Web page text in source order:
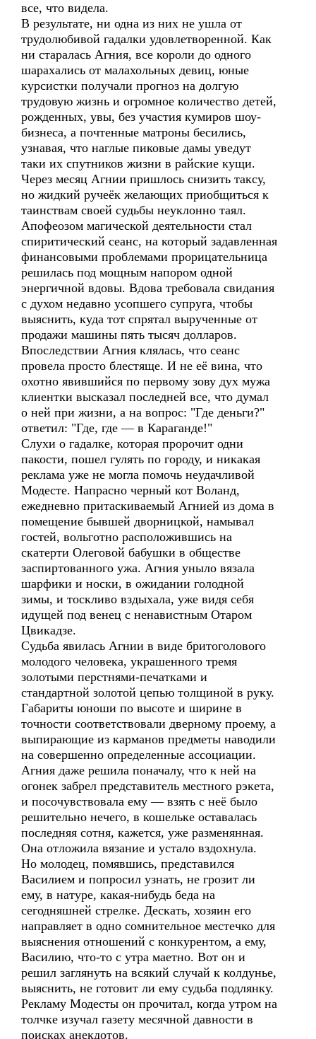
все, что видела.
В результате, ни одна из них не ушла от
трудолюбивой гадалки удовлетворенной. Как
ни старалась Агния, все короли до одного
шарахались от малахольных девиц, юные
курсистки получали прогноз на долгую
трудовую жизнь и огромное количество детей,
рожденных, увы, без участия кумиров шоу-
бизнеса, а почтенные матроны бесились,
узнавая, что наглые пиковые дамы уведут
таки их спутников жизни в райские кущи.
Через месяц Агнии пришлось снизить таксу,
но жидкий ручеёк желающих приобщиться к
таинствам своей судьбы неуклонно таял.
Апофеозом магической деятельности стал
спиритический сеанс, на который задавленная
финансовыми проблемами прорицательница
решилась под мощным напором одной
энергичной вдовы. Вдова требовала свидания
с духом недавно усопшего супруга, чтобы
выяснить, куда тот спрятал вырученные от
продажи машины пять тысяч долларов.
Впоследствии Агния клялась, что сеанс
провела просто блестяще. И не её вина, что
охотно явившийся по первому зову дух мужа
клиентки высказал последней все, что думал
о ней при жизни, а на вопрос: "Где деньги?"
ответил: "Где, где — в Караганде!"
Слухи о гадалке, которая пророчит одни
пакости, пошел гулять по городу, и никакая
реклама уже не могла помочь неудачливой
Модесте. Напрасно черный кот Воланд,
ежедневно притаскиваемый Агнией из дома в
помещение бывшей дворницкой, намывал
гостей, вольготно расположившись на
скатерти Олеговой бабушки в обществе
заспиртованного ужа. Агния уныло вязала
шарфики и носки, в ожидании голодной
зимы, и тоскливо вздыхала, уже видя себя
идущей под венец с ненавистным Отаром
Цвикадзе.
Судьба явилась Агнии в виде бритоголового
молодого человека, украшенного тремя
золотыми перстнями-печатками и
стандартной золотой цепью толщиной в руку.
Габариты юноши по высоте и ширине в
точности соответствовали дверному проему, а
выпирающие из карманов предметы наводили
на совершенно определенные ассоциации.
Агния даже решила поначалу, что к ней на
огонек забрел представитель местного рэкета,
и посочувствовала ему — взять с неё было
решительно нечего, в кошельке оставалась
последняя сотня, кажется, уже разменянная.
Она отложила вязание и устало вздохнула.
Но молодец, помявшись, представился
Василием и попросил узнать, не грозит ли
ему, в натуре, какая-нибудь беда на
сегодняшней стрелке. Дескать, хозяин его
направляет в одно сомнительное местечко для
выяснения отношений с конкурентом, а ему,
Василию, что-то с утра маетно. Вот он и
решил заглянуть на всякий случай к колдунье,
выяснить, не готовит ли ему судьба подлянку.
Рекламу Модесты он прочитал, когда утром на
толчке изучал газету месячной давности в
поисках анекдотов.